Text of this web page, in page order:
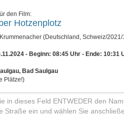
den Film:
Hotzenplotz
(Deutschland, Schweiz/2021/
- Beginn: 08:45 Uhr - Ende: 10:31
Bad Saulgau
Plätze!)